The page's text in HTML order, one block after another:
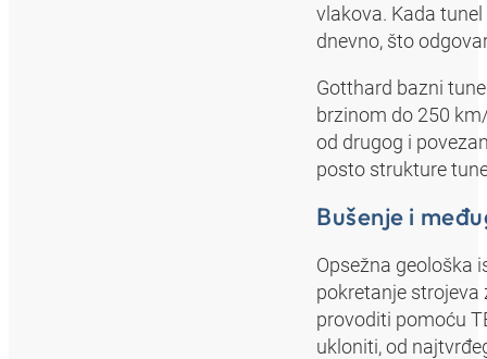
vlakova. Kada
dnevno, što
Gotthard bazni
brzinom do 250
od drugog i
posto strukture
Bušenje i
Opsežna geološka
pokretanje strojeva
provoditi pomoću
ukloniti, od